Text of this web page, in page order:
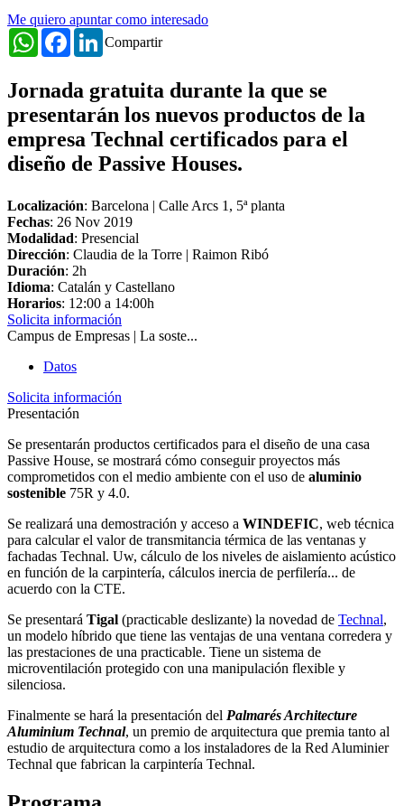
Me quiero apuntar como interesado
Compartir
WhatsAppFacebookLinkedIn
Jornada gratuita durante la que se
presentarán los nuevos productos de la
empresa Technal certificados para el
diseño de Passive Houses.
Localización: Barcelona | Calle Arcs 1, 5ª planta
Fechas: 26 Nov 2019
Modalidad: Presencial
Dirección: Claudia de la Torre | Raimon Ribó
Duración: 2h
Idioma: Catalán y Castellano
Horarios: 12:00 a 14:00h
Solicita información
Campus de Empresas | La soste...
Datos
Solicita información
Presentación
Se presentarán productos certificados para el diseño de una casa
Passive House, se mostrará cómo conseguir proyectos más
comprometidos con el medio ambiente con el uso de aluminio
sostenible 75R y 4.0.
Se realizará una demostración y acceso a WINDEFIC, web técnica
para calcular el valor de transmitancia térmica de las ventanas y
fachadas Technal. Uw, cálculo de los niveles de aislamiento acústico
en función de la carpintería, cálculos inercia de perfilería... de
acuerdo con la CTE.
Se presentará Tigal (practicable deslizante) la novedad de Technal,
un modelo híbrido que tiene las ventajas de una ventana corredera y
las prestaciones de una practicable. Tiene un sistema de
microventilación protegido con una manipulación flexible y
silenciosa.
Finalmente se hará la presentación del Palmarés Architecture
Aluminium Technal, un premio de arquitectura que premia tanto al
estudio de arquitectura como a los instaladores de la Red Aluminier
Technal que fabrican la carpintería Technal.